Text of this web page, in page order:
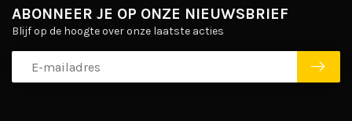
ABONNEER JE OP ONZE NIEUWSBRIEF
Blijf op de hoogte over onze laatste acties